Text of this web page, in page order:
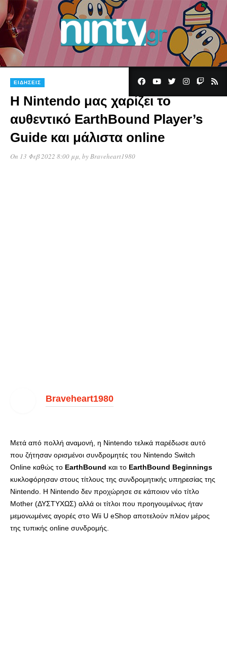
ΕΙΔΉΣΕΙΣ
Η Nintendo μας χαρίζει το
αυθεντικό EarthBound Player’s
Guide και μάλιστα οnline
On 13 Φεβ 2022 8:00 μμ , by Braveheart1980
Braveheart1980
Μετά από πολλή αναμονή, η Nintendo τελικά παρέδωσε αυτό
που ζήτησαν ορισμένοι συνδρομητές του Nintendo Switch
Online καθώς το EarthBound και το EarthBound Beginnings
κυκλοφόρησαν στους τίτλους της συνδρομητικής υπηρεσίας της
Nintendo. Η Nintendo δεν προχώρησε σε κάποιον νέο τίτλο
Mother (ΔΥΣΤΥΧΩΣ) αλλά οι τίτλοι που προηγουμένως ήταν
μεμονωμένες αγορές στο Wii U eShop αποτελούν πλέον μέρος
της τυπικής online συνδρομής.